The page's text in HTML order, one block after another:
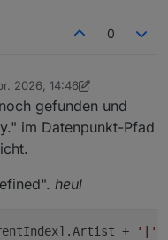
0
2026, 14:46
gefunden und
im Datenpunkt-Pfad
heul
+ '|'